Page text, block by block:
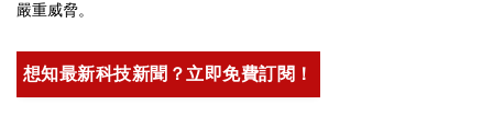
嚴重威脅。
想知最新科技新聞？立即免費訂閱！